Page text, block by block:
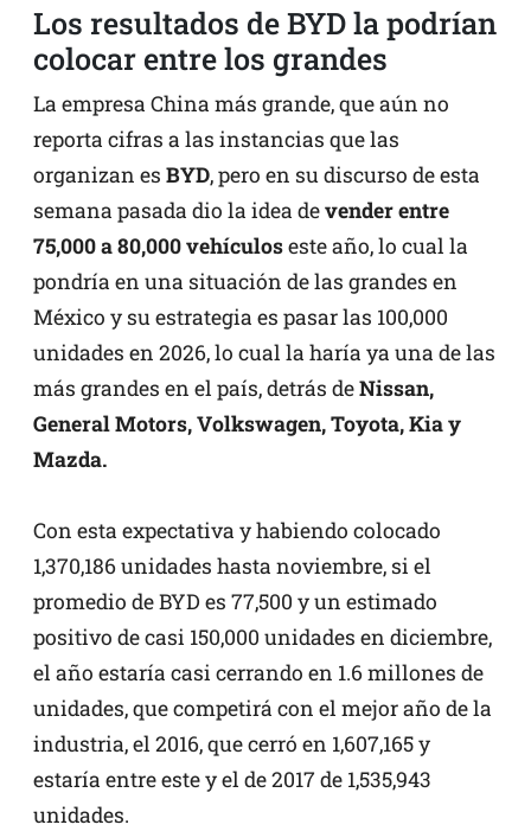
Los resultados de BYD la podrían
colocar entre los grandes
La empresa China más grande, que aún no
reporta cifras a las instancias que las
organizan es BYD, pero en su discurso de esta
semana pasada dio la idea devender entre
75,000 a 80,000 vehículoseste año, lo cual la
pondría en una situación de las grandes en
México y su estrategia es pasar las 100,000
unidades en 2026, lo cual la haría ya una de las
más grandes en el país, detrás deNissan,
General Motors, Volkswagen, Toyota, Kia y
Mazda.
Con esta expectativa y habiendo colocado
1,370,186 unidades hasta noviembre, si el
promedio de BYD es 77,500 y un estimado
positivo de casi 150,000 unidades en diciembre,
el año estaría casi cerrando en 1.6 millones de
unidades, que competirá con el mejor año de la
industria, el 2016, que cerró en 1,607,165 y
estaría entre este y el de 2017 de 1,535,943
unidades.